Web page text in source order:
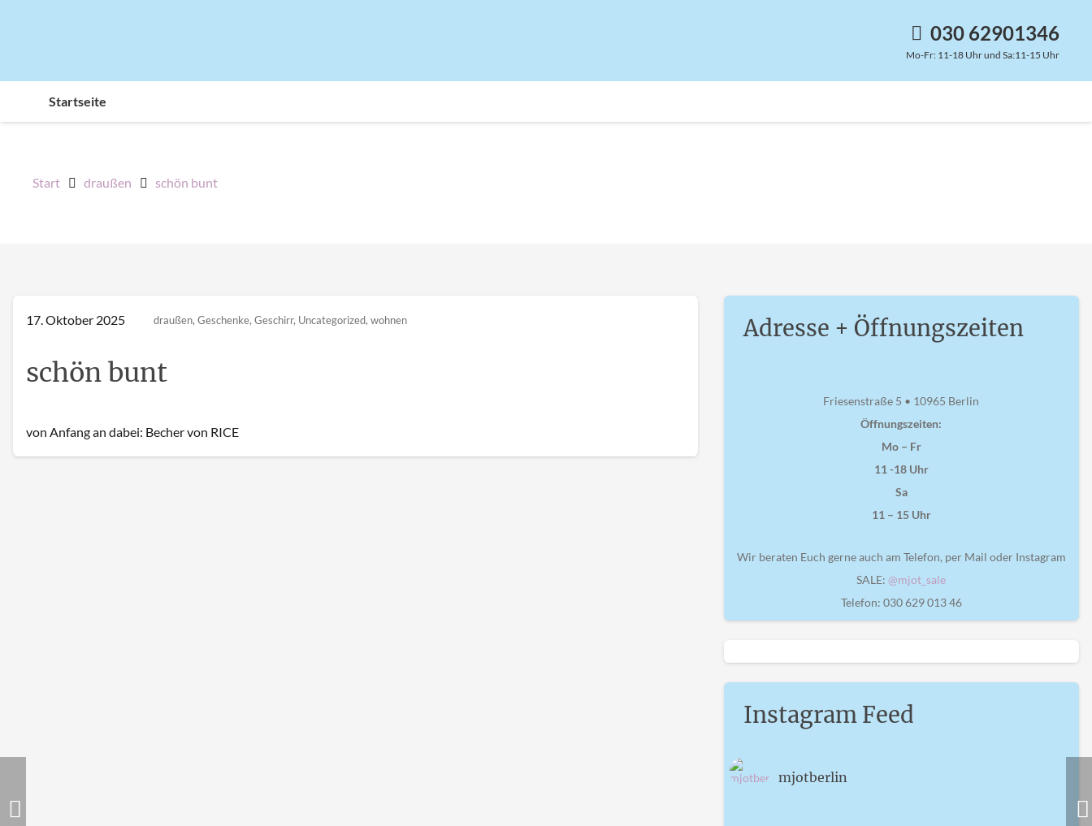
030 62901346
Mo-Fr: 11-18 Uhr und Sa:11-15 Uhr
Startseite
Start draußen schön bunt
17. Oktober 2025 draußen,Geschenke,Geschirr, Uncategorized,wohnen
schön bunt
von Anfang an dabei: Becher von RICE
Adresse + Öffnungszeiten
Friesenstraße 5 • 10965 Berlin
Öffnungszeiten:
Mo – Fr
11 -18 Uhr
Sa
11 – 15 Uhr
Wir beraten Euch gerne auch am Telefon, per Mail oder Instagram
SALE:@mjot_sale
Telefon: 030 629 013 46
Instagram Feed
mjotberlin